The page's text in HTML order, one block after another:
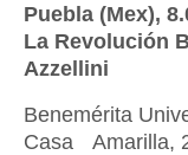
Puebla (Mex),
La Revolución
Azzellini
Benemérita
Casa Amarilla,